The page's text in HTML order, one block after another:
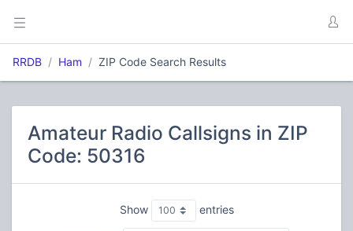
RRDB Ham ZIP Code Search Results
Amateur Radio Callsigns in ZIP
Code: 50316
Show entries